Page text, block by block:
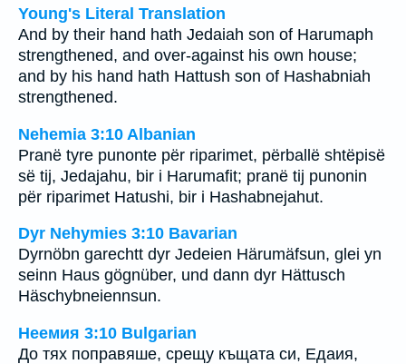
Young's Literal Translation
And by their hand hath Jedaiah son of Harumaph
strengthened, and over-against his own house;
and by his hand hath Hattush son of Hashabniah
strengthened.
Nehemia 3:10 Albanian
Pranë tyre punonte për riparimet, përballë shtëpisë
së tij, Jedajahu, bir i Harumafit; pranë tij punonin
për riparimet Hatushi, bir i Hashabnejahut.
Dyr Nehymies 3:10 Bavarian
Dyrnöbn garechtt dyr Jedeien Härumäfsun, glei yn
seinn Haus gögnüber, und dann dyr Hättusch
Häschybneiennsun.
Неемия 3:10 Bulgarian
До тях поправяше, срещу къщата си, Едаия,